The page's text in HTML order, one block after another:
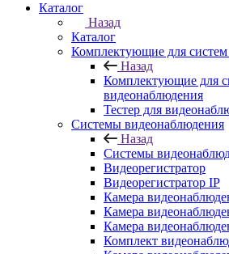
Каталог
Назад
Каталог
Комплектующие для
Назад
Комплектующие для
видеонаблюдения
Тестер для
Системы видеонаблюдения
Назад
Системы
Видеорегистратор
Видеорегистратор IP
Камера
Камера
Камера
Комплект